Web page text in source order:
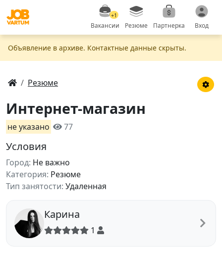
+1
Вакансии Резюме Партнерка Вход
Объявление в apxивe. Контактные данные скрыты.
Резюме
Интернет-магазин
не указано 77
Условия
Город: Не важно
Категория: Резюме
Тип занятости: Удаленная
Карина
1